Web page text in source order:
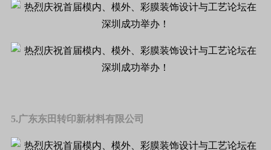
5.广东东田转印新材料有限公司